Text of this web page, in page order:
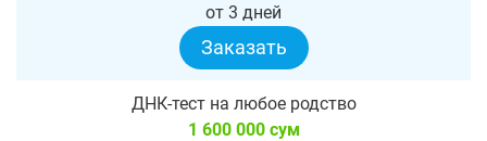
от 3 дней
Заказать
ДНК-тест на любое родство
1 600 000 сум